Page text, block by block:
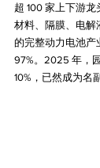
超 100 家上下游
材料、隔膜、电解
的完整动力电池产
97%。2025 年，
10%，已然成为名